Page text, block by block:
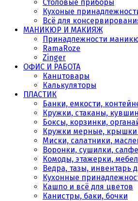
Столовые приборы
Кухоные
Всё для
МАНИКЮР И МАКИЯЖ
Принадлежности
RamaRoze
Zinger
ОФИС И РАБОТА
Канцтовары
Калькуляторы
ПЛАСТИК
Банки, емкости,
Кружки, стаканы,
Боксы, корзинки,
Кружки мерные, крышки
Миски, салатники,
Воронки, сушилки,
Комоды, этажерки,
Ведра, тазы, инвентарь
Кухонные
Кашпо и всё для цветов
Канистры, баки, бочки